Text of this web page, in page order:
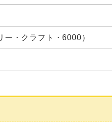
・クラフト・6000）